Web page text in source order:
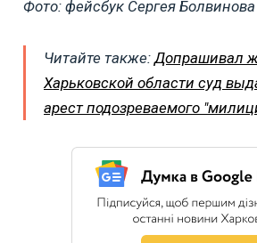
Фото: фейсбук Сергея Болвинова
Читайте также: Допрашивал
Харьковской области суд
арест подозреваемого